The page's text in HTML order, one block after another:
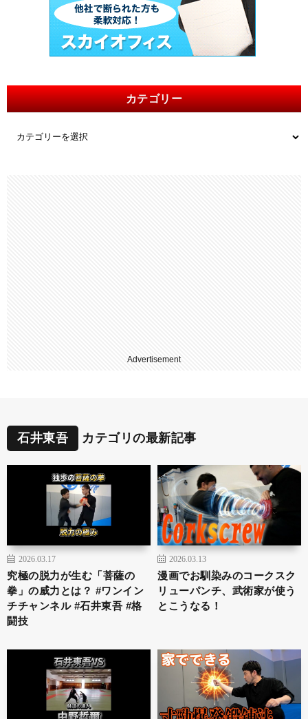
カテゴリー
Advertisement
石井東吾 カテゴリの最新記事
2026.03.17
究極の脱力が生む「菩薩の
拳」の威力とは？ #ワンイン
チチャンネル #石井東吾 #格
闘技
2026.03.13
漫画でお馴染みのコークスク
リューパンチ、武術家が使う
とこうなる！